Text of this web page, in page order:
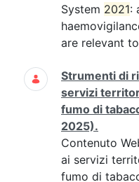
System 2021:
are relevant
Strumenti di
servizi
fumo di
2025).
Contenuto
ai servizi
fumo di